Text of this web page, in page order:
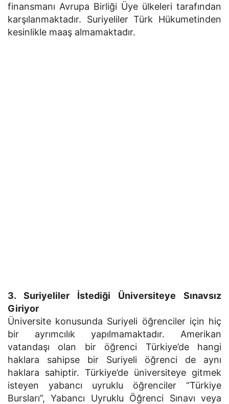
finansmanı Avrupa Birliği Üye ülkeleri tarafından
karşılanmaktadır. Suriyeliler Türk Hükumetinden
kesinlikle maaş almamaktadır.
3. Suriyeliler İstediği Üniversiteye Sınavsız
Giriyor
Üniversite konusunda Suriyeli öğrenciler için hiç
bir ayrımcılık yapılmamaktadır. Amerikan
vatandaşı olan bir öğrenci Türkiye’de hangi
haklara sahipse bir Suriyeli öğrenci de aynı
haklara sahiptir. Türkiye’de üniversiteye gitmek
isteyen yabancı uyruklu öğrenciler “Türkiye
Bursları”, Yabancı Uyruklu Öğrenci Sınavı veya